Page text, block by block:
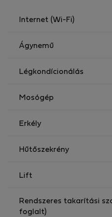
emlékezetes tartózkodást
Internet (Wi-Fi)
Ágynemű
Légkondícionálás
Mosógép
Erkély
Hűtőszekrény
Lift
Rendszeres takarítási
foglalt)